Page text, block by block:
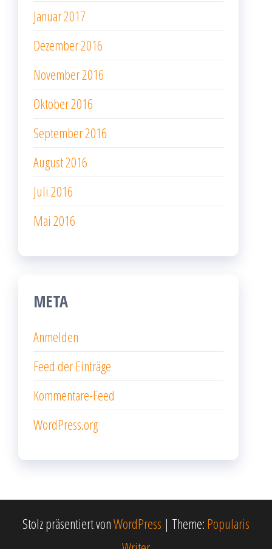
Januar 2017
Dezember 2016
November 2016
Oktober 2016
September 2016
August 2016
Juli 2016
Mai 2016
META
Anmelden
Feed der Einträge
Kommentare-Feed
WordPress.org
Stolz präsentiert vonWordPress | Theme: Popularis